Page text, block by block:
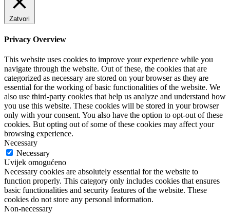
Zatvori
Privacy Overview
This website uses cookies to improve your experience while you
navigate through the website. Out of these, the cookies that are
categorized as necessary are stored on your browser as they are
essential for the working of basic functionalities of the website. We
also use third-party cookies that help us analyze and understand how
you use this website. These cookies will be stored in your browser
only with your consent. You also have the option to opt-out of these
cookies. But opting out of some of these cookies may affect your
browsing experience.
Necessary
Necessary
Uvijek omogućeno
Necessary cookies are absolutely essential for the website to
function properly. This category only includes cookies that ensures
basic functionalities and security features of the website. These
cookies do not store any personal information.
Non-necessary